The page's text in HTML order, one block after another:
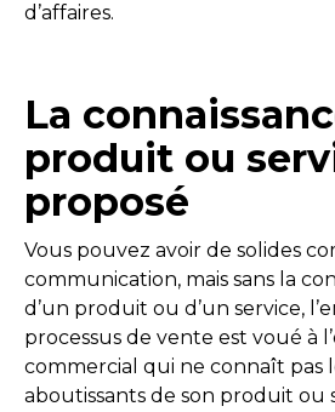
d’affaires.
La
produit ou
proposé
Vous pouvez avoir de solides
communication, mais sans la
d’un produit ou d’un service,
processus de vente est voué à
commercial qui ne connaît pas
aboutissants de son produit ou